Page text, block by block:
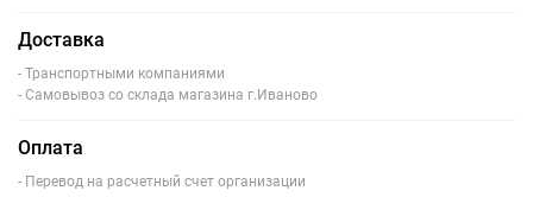
Доставка
- Транспортными компаниями
- Самовывоз со склада магазина г.Иваново
Оплата
- Перевод на расчетный счет организации